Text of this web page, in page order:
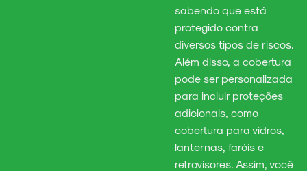
sabendo que está
protegido contra
diversos tipos de riscos.
Além disso, a cobertura
pode ser personalizada
para incluir proteções
adicionais, como
cobertura para vidros,
lanternas, faróis e
retrovisores. Assim, você